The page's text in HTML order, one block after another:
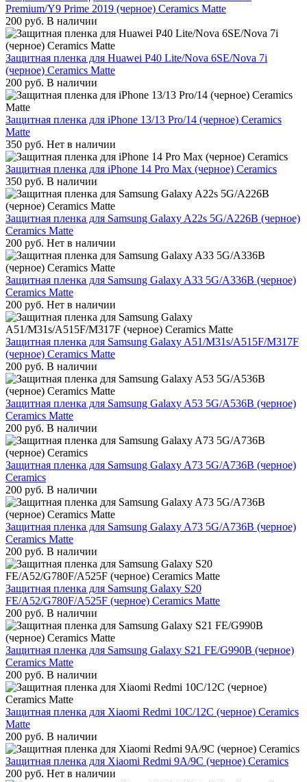
Premium/Y9 Prime 2019 (черное) Ceramics Matte
200 руб. В наличии
Защитная пленка для Huawei P40 Lite/Nova 6SE/Nova 7i
(черное) Ceramics Matte
200 руб. В наличии
Защитная пленка для iPhone 13/13 Pro/14 (черное) Ceramics
Matte
350 руб. Нет в наличии
Защитная пленка для iPhone 14 Pro Max (черное) Ceramics
350 руб. В наличии
Защитная пленка для Samsung Galaxy A22s 5G/A226B (черное)
Ceramics Matte
200 руб. Нет в наличии
Защитная пленка для Samsung Galaxy A33 5G/A336B (черное)
Ceramics Matte
200 руб. Нет в наличии
Защитная пленка для Samsung Galaxy A51/M31s/A515F/M317F
(черное) Ceramics Matte
200 руб. В наличии
Защитная пленка для Samsung Galaxy A53 5G/A536B (черное)
Ceramics Matte
200 руб. В наличии
Защитная пленка для Samsung Galaxy A73 5G/A736B (черное)
Ceramics
200 руб. В наличии
Защитная пленка для Samsung Galaxy A73 5G/A736B (черное)
Ceramics Matte
200 руб. В наличии
Защитная пленка для Samsung Galaxy S20
FE/A52/G780F/A525F (черное) Ceramics Matte
200 руб. В наличии
Защитная пленка для Samsung Galaxy S21 FE/G990B (черное)
Ceramics Matte
200 руб. В наличии
Защитная пленка для Xiaomi Redmi 10C/12C (черное) Ceramics
Matte
200 руб. В наличии
Защитная пленка для Xiaomi Redmi 9A/9C (черное) Ceramics
200 руб. Нет в наличии